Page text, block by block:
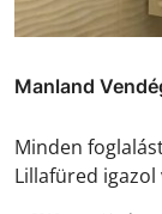
Manland
Minden
Lillafüred igazol